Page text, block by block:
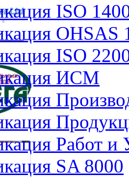
ISO
OHSAS
ISO
ИСМ
Работ и
SA 8000